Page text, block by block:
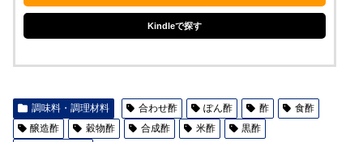
Kindleで探す
調味料・調理材料 合わせ酢 ぽん酢 酢
食酢
醸造酢
穀物酢 合成酢 米酢
黒酢